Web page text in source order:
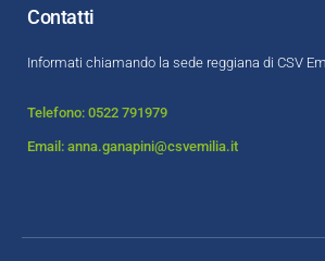
Contatti
Informati chiamando la sede reggiana di CSV
Telefono: 0522 791979
Email: anna.ganapini@csvemilia.it